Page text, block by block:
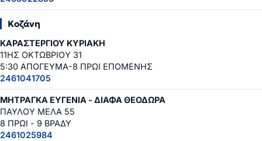
Κοζάνη
ΚΑΡΑΣΤΕΡΓΙΟΥ ΚΥΡΙΑΚΗ
11ΗΣ ΟΚΤΩΒΡΙΟΥ 31
5:30 ΑΠΟΓΕΥΜΑ-8 ΠΡΩΙ ΕΠΟΜΕΝΗΣ
2461041705
ΜΗΤΡΑΓΚΑ ΕΥΓΕΝΙΑ - ΔΙΑΦΑ ΘΕΟΔΩΡΑ
ΠΑΥΛΟΥ ΜΕΛΑ 55
8 ΠΡΩΙ - 9 ΒΡΑΔΥ
2461025984